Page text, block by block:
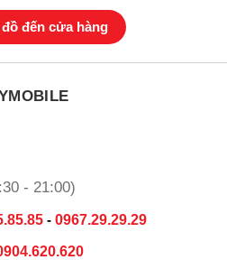
đến cửa hàng
- 21:00)
- 0967.29.29.29